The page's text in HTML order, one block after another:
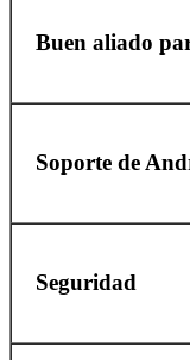
Buen aliado
Soporte de
Seguridad